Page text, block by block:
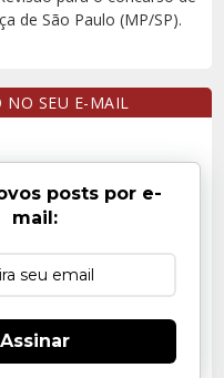
de São Paulo (MP/SP).
NO SEU E-MAIL
posts por e-
mail:
Assinar